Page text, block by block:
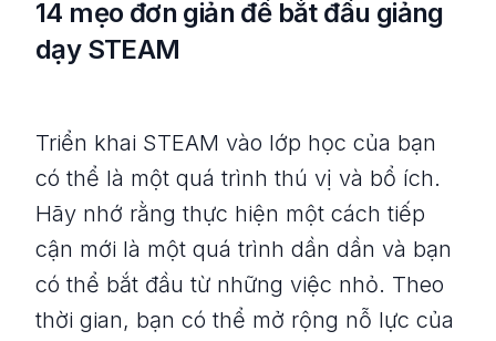
14 mẹo đơn giản để bắt đầu giảng
dạy STEAM
Triển khai STEAM vào lớp học của bạn
có thể là một quá trình thú vị và bổ ích.
Hãy nhớ rằng thực hiện một cách tiếp
cận mới là một quá trình dần dần và bạn
có thể bắt đầu từ những việc nhỏ. Theo
thời gian, bạn có thể mở rộng nỗ lực của